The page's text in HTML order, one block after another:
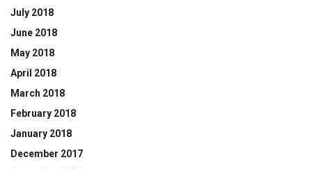
July 2018
June 2018
May 2018
April 2018
March 2018
February 2018
January 2018
December 2017